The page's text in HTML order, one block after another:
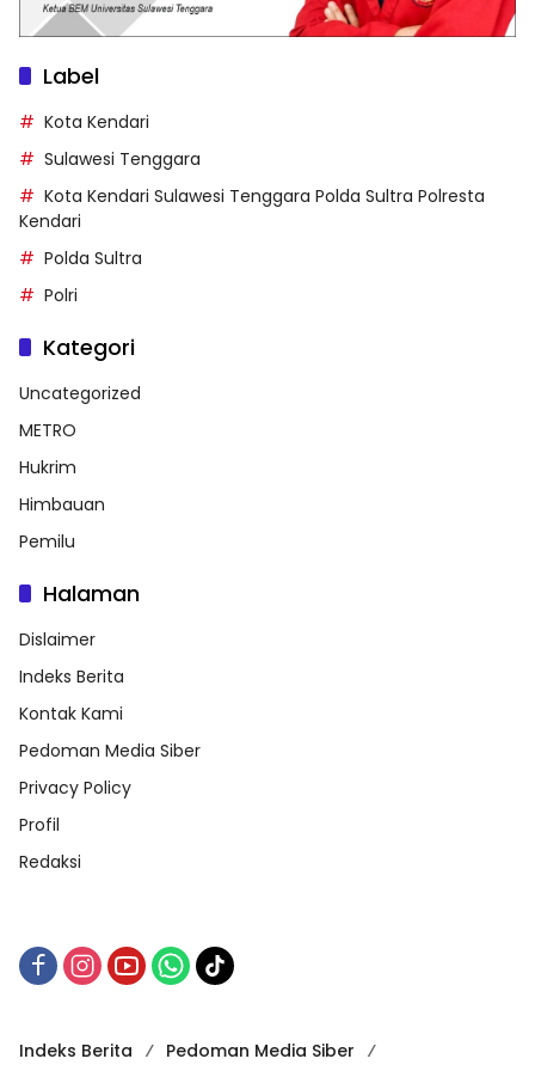
Label
Kota Kendari
Sulawesi Tenggara
Kota Kendari Sulawesi Tenggara Polda Sultra Polresta
Kendari
Polda Sultra
Polri
Kategori
Uncategorized
METRO
Hukrim
Himbauan
Pemilu
Halaman
Dislaimer
Indeks Berita
Kontak Kami
Pedoman Media Siber
Privacy Policy
Profil
Redaksi
Indeks Berita
Pedoman Media Siber